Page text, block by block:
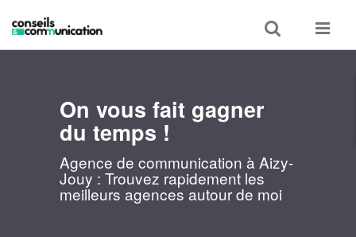
Toggle
search
Toggle
On vous fait gagner
du temps !
Agence de communication à Aizy-
Jouy : Trouvez rapidement les
meilleurs agences autour de moi